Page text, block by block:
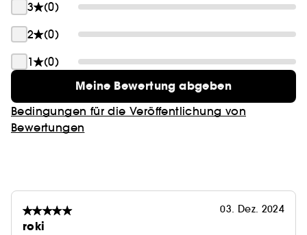
Soft Nude: Sanftes Nude.
Flushed Terracotta: Terracotta-Nude.
Touch My Soul: Pfirsichfarbenes Rot.
Berry Nude: Beerenfarbenes Nude.
3
(0)
2
(0)
1
(0)
Meine Bewertung abgeben
Bedingungen für die Veröffentlichung von
Bewertungen
03. Dez. 2024
roki